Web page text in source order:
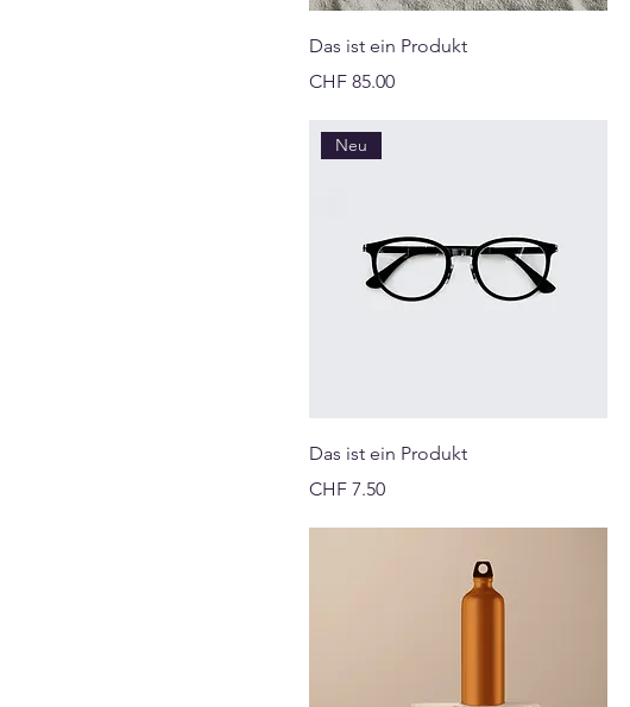
Das ist ein Produkt
Preis
CHF 85.00
Neu
Das ist ein Produkt
Preis
CHF 7.50